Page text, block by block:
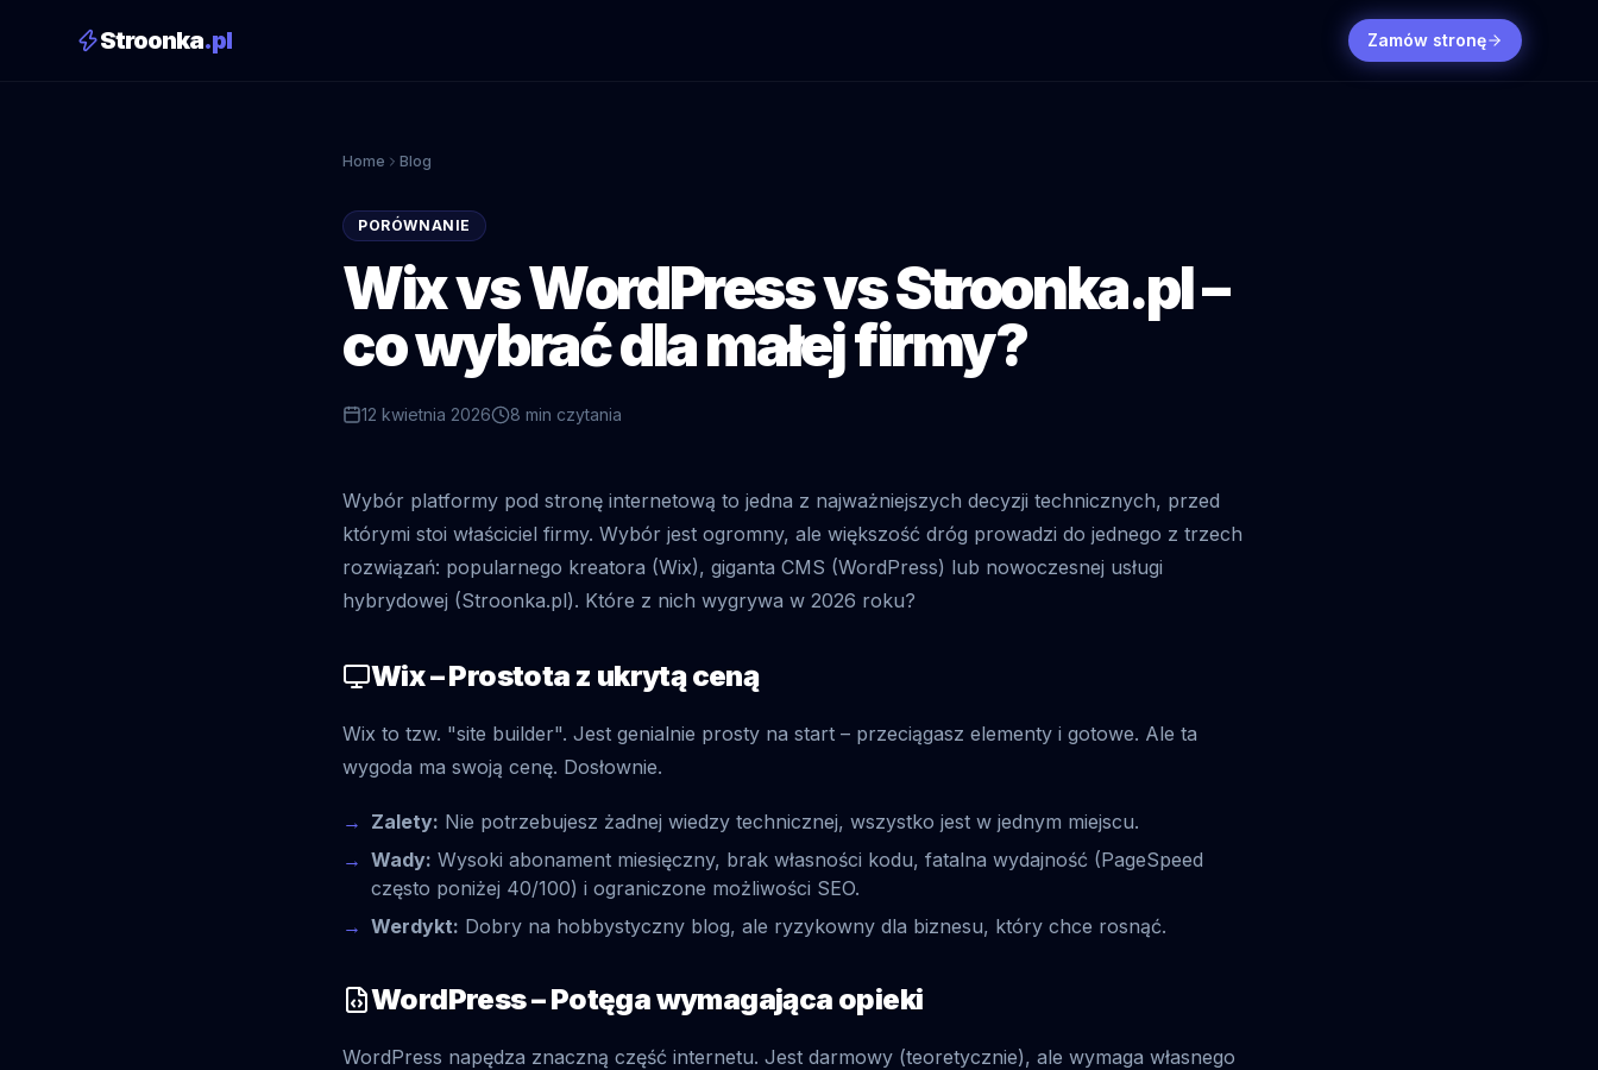
Stroonka.pl Zamów stronę
Home Blog
PORÓWNANIE
Wix vs WordPress vs Stroonka.pl –
co wybrać dla małej firmy?
12 kwietnia 2026 8 min czytania
Wybór platformy pod stronę internetową to jedna z najważniejszych decyzji technicznych, przed
którymi stoi właściciel firmy. Wybór jest ogromny, ale większość dróg prowadzi do jednego z trzech
rozwiązań: popularnego kreatora (Wix), giganta CMS (WordPress) lub nowoczesnej usługi
hybrydowej (Stroonka.pl). Które z nich wygrywa w 2026 roku?
Wix – Prostota z ukrytą ceną
Wix to tzw. "site builder". Jest genialnie prosty na start – przeciągasz elementy i gotowe. Ale ta
wygoda ma swoją cenę. Dosłownie.
Zalety: Nie potrzebujesz żadnej wiedzy technicznej, wszystko jest w jednym miejscu.
Wady: Wysoki abonament miesięczny, brak własności kodu, fatalna wydajność (PageSpeed
często poniżej 40/100) i ograniczone możliwości SEO.
Werdykt: Dobry na hobbystyczny blog, ale ryzykowny dla biznesu, który chce rosnąć.
WordPress – Potęga wymagająca opieki
WordPress napędza znaczną część internetu. Jest darmowy (teoretycznie), ale wymaga własnego